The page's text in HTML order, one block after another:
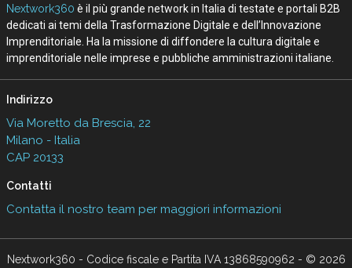
Nextwork360 è il più grande network in Italia di testate e portali B2B
dedicati ai temi della Trasformazione Digitale e dell’Innovazione
Imprenditoriale. Ha la missione di diffondere la cultura digitale e
imprenditoriale nelle imprese e pubbliche amministrazioni italiane.
Indirizzo
Via Moretto da Brescia, 22
Milano - Italia
CAP 20133
Contatti
Contatta il nostro team per maggiori informazioni
Nextwork360 - Codice fiscale e Partita IVA 13868590962 - © 2026